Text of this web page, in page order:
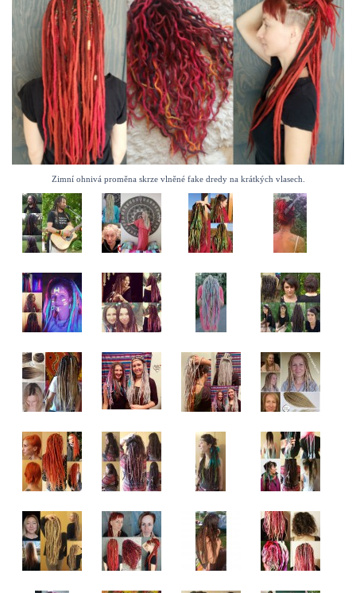
Zimní ohnivá proměna skrze vlněné fake dredy na krátkých vlasech.